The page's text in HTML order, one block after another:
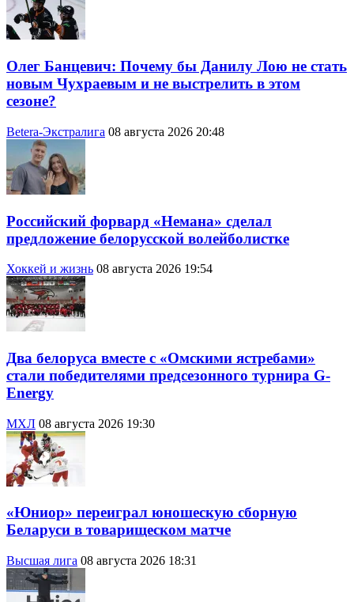
Олег Банцевич: Почему бы Данилу Лою не стать
новым Чухраевым и не выстрелить в этом
сезоне?
Betera-Экстралига 08 августа 2026 20:48
Российский форвард «Немана» сделал
предложение белорусской волейболистке
Хоккей и жизнь 08 августа 2026 19:54
Два белоруса вместе с «Омскими ястребами»
стали победителями предсезонного турнира G-
Energy
МХЛ 08 августа 2026 19:30
«Юниор» переиграл юношескую сборную
Беларуси в товарищеском матче
Высшая лига 08 августа 2026 18:31